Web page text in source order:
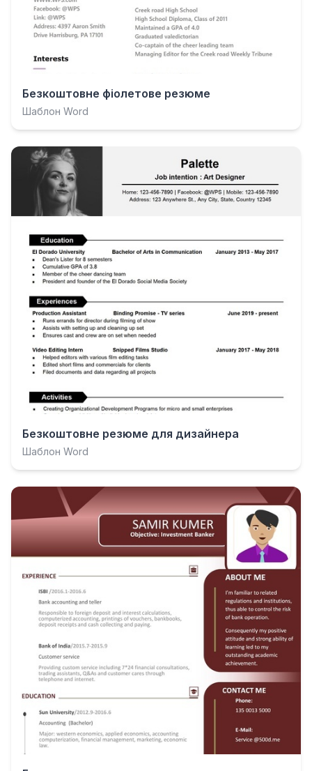
Безкоштовне фіолетове резюме
Шаблон Word
Безкоштовне резюме для дизайнера
Шаблон Word